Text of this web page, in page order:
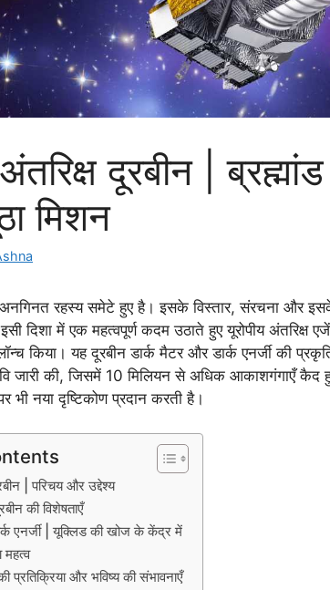
दूरबीन |
मिशन
अनगिनत रहस्य समेटे हुए है। इसके विस्तार, संरचना और
दिशा में एक महत्वपूर्ण कदम उठाते हुए यूरोपीय अंतरिक्ष
किया। यह दूरबीन डार्क मैटर और डार्क एनर्जी की
जारी की, जिसमें 10 मिलियन से अधिक आकाशगंगाएँ कैद
भी नया दृष्टिकोण प्रदान करती है।
| परिचय और उद्देश्य
की विशेषताएँ
एनर्जी | यूक्लिड की खोज के केंद्र में
महत्व
प्रतिक्रिया और भविष्य की संभावनाएँ